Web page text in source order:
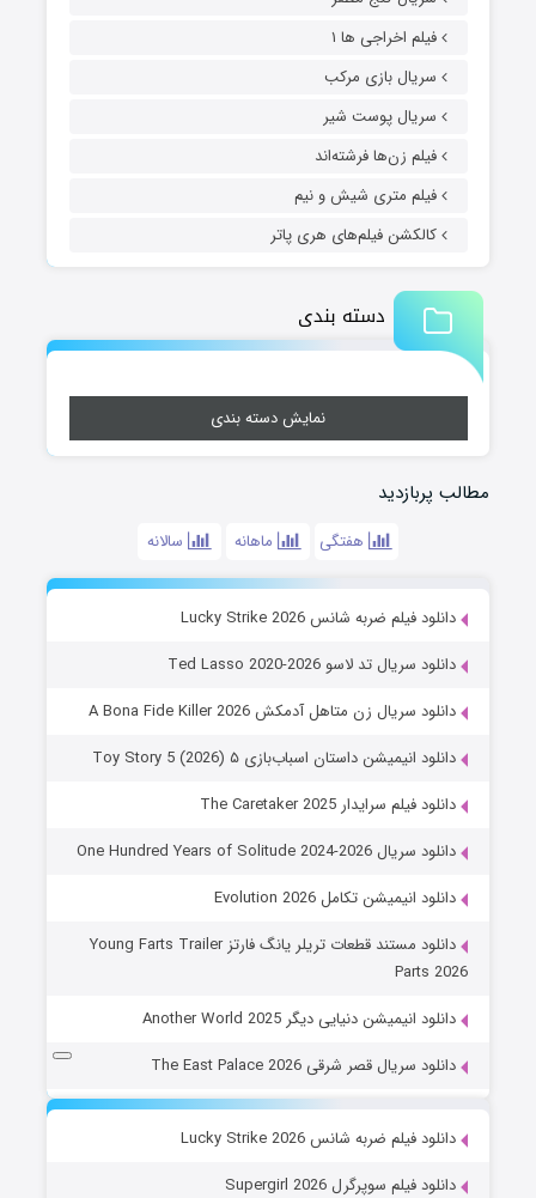
فیلم اخراجی ها ۱
سریال بازی مرکب
سریال پوست شیر
فیلم زن‌ها فرشته‌اند
فیلم متری شیش و نیم
کالکشن فیلم‌های هری پاتر
دسته بندی
نمایش دسته بندی
مطالب پربازدید
هفتگی ماهانه سالانه
دانلود فیلم ضربه شانس Lucky Strike 2026
دانلود سریال تد لاسو Ted Lasso 2020-2026
دانلود سریال زن متاهل آدمکش A Bona Fide Killer 2026
دانلود انیمیشن داستان اسباب‌بازی ۵ Toy Story 5 (2026)
دانلود فیلم سرایدار The Caretaker 2025
دانلود سریال One Hundred Years of Solitude 2024-2026
دانلود انیمیشن تکامل Evolution 2026
دانلود مستند قطعات تریلر یانگ فارتز Young Farts Trailer
Parts 2026
دانلود انیمیشن دنیایی دیگر Another World 2025
دانلود سریال قصر شرقی The East Palace 2026
دانلود فیلم ضربه شانس Lucky Strike 2026
دانلود فیلم سوپرگرل Supergirl 2026